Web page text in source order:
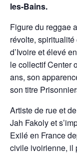
les-Bains.
Figure du reggae
révolte,
d’Ivoire et élevé
le collectif Center
ans, son
son titre
Artiste de rue et
Jah Fakoly et
Exilé en France
civile ivoirienne, il